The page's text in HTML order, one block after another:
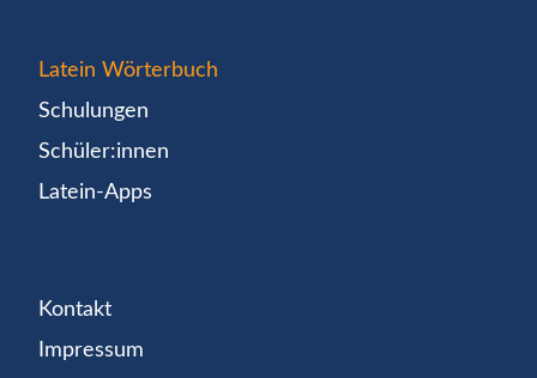
Latein Wörterbuch
Schulungen
Schüler:innen
Latein-Apps
Kontakt
Impressum